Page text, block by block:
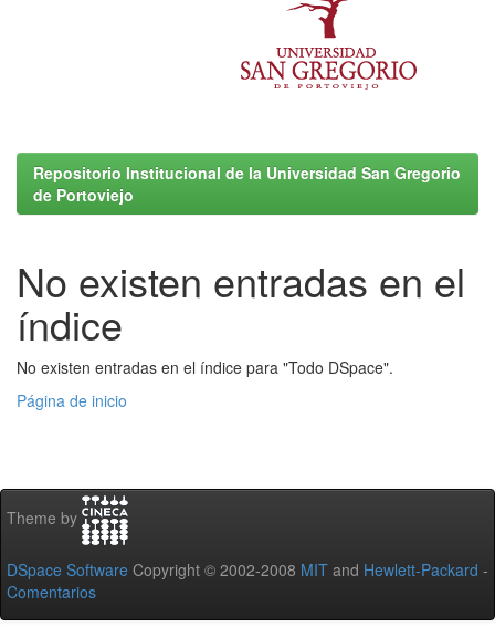
Repositorio Institucional de la Universidad San Gregorio
de Portoviejo
No existen entradas en el
índice
No existen entradas en el índice para "Todo DSpace".
Página de inicio
Theme by
DSpace Software Copyright © 2002-2008 MIT and Hewlett-Packard -
Comentarios